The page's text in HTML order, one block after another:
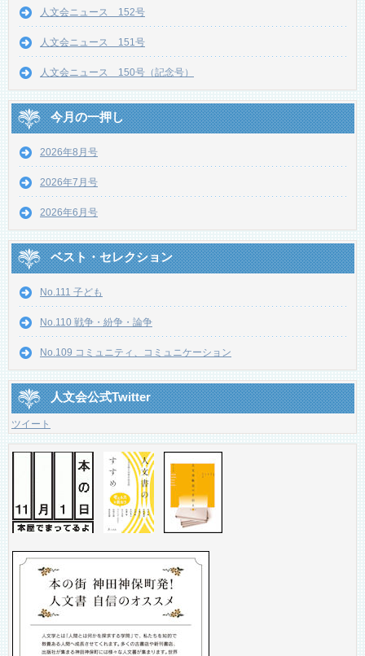
人文会ニュース 152号
人文会ニュース 151号
人文会ニュース 150号（記念号）
今月の一押し
2026年8月号
2026年7月号
2026年6月号
ベスト・セレクション
No.111 子ども
No.110 戦争・紛争・論争
No.109 コミュニティ、コミュニケーション
人文会公式Twitter
ツイート